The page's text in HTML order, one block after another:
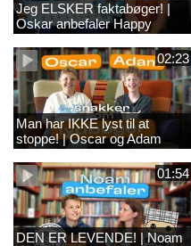
Jeg ELSKER faktabøger! |
Oskar anbefaler Happy
Happy – og alle geografibøger
02:23
Man har IKKE lyst til at
stoppe! | Oscar og Adam
snakker om lydbøger
01:54
DEN ER LEVENDE! | Noam